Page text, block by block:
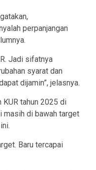
perpanjangan
Jadi sifatnya
syarat dan
dijamin”, jelasnya.
KUR tahun 2025 di
masih di bawah target
Baru tercapai